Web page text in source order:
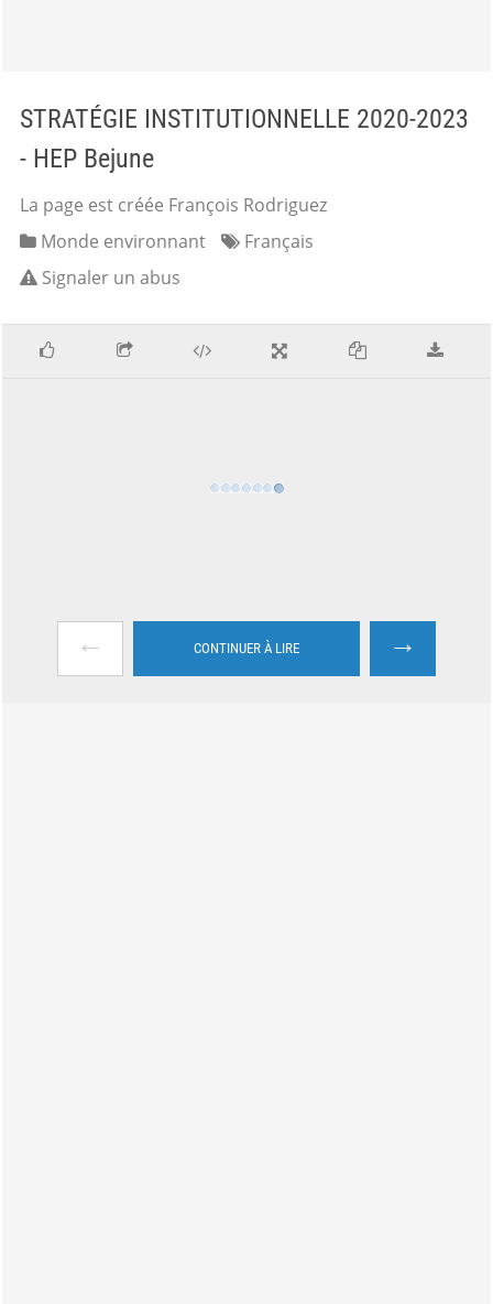
STRATÉGIE INSTITUTIONNELLE 2020-2023
- HEP Bejune
La page est créée François Rodriguez
Monde environnant
Français
Signaler un abus
← CONTINUER À LIRE →